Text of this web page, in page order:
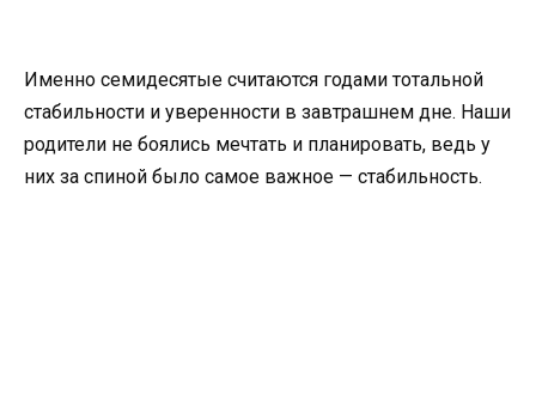
Именно семидесятые считаются годами тотальной
стабильности и уверенности в завтрашнем дне. Наши
родители не боялись мечтать и планировать, ведь у
них за спиной было самое важное — стабильность.